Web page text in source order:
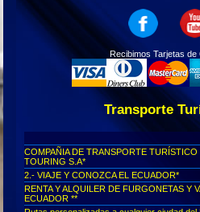
Recibimos Tarjetas de
Transporte
COMPAÑIA DE TRANSPORTE TURÍSTICO
TOURING S.A*
2.- VIAJE Y CONOZCA EL ECUADOR*
RENTA Y ALQUILER DE FURGONETAS Y
ECUADOR **